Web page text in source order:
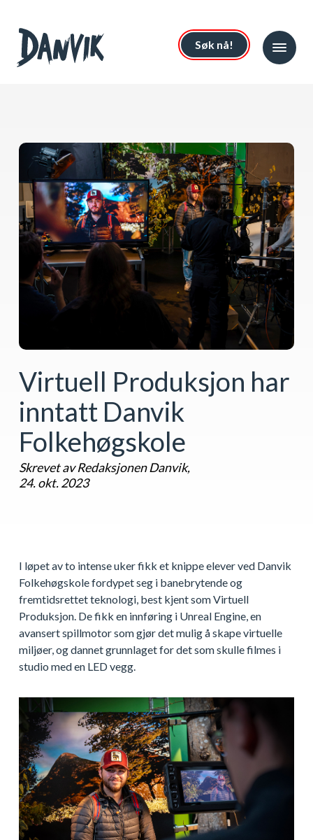
Søk nå!
Virtuell Produksjon har
inntatt Danvik
Folkehøgskole
Skrevet av Redaksjonen Danvik,
24. okt. 2023
I løpet av to intense uker fikk et knippe elever ved Danvik
Folkehøgskole fordypet seg i banebrytende og
fremtidsrettet teknologi, best kjent som Virtuell
Produksjon. De fikk en innføring i Unreal Engine, en
avansert spillmotor som gjør det mulig å skape virtuelle
miljøer, og dannet grunnlaget for det som skulle filmes i
studio med en LED vegg.